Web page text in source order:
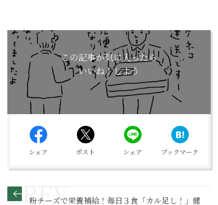
この記事が気に入ったら
いいね！しよう
シェア ポスト シェア ブックマーク
粉チーズで栄養補給！毎日３食「カル足し！」健